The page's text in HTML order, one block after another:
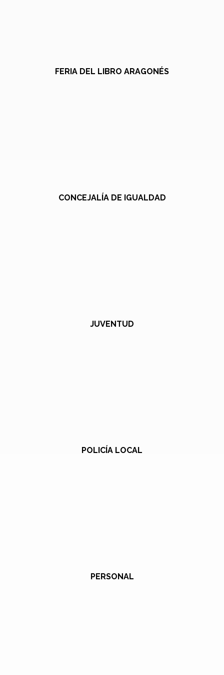
FERIA DEL LIBRO ARAGONÉS
CONCEJALÍA DE IGUALDAD
JUVENTUD
POLICÍA LOCAL
PERSONAL